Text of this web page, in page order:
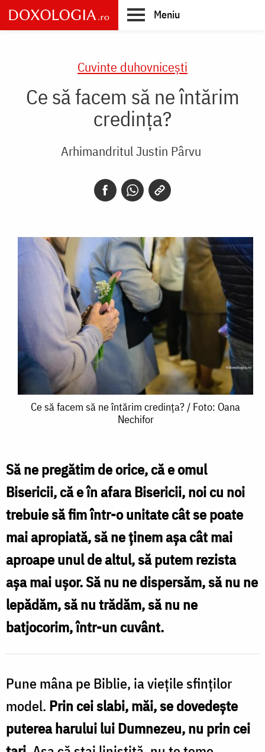
Skip
to
main
Meniu
Cuvinte duhovnicești
Ce să facem să ne întărim
credința?
Arhimandritul Justin Pârvu
Ce
să
ne
întărim
credința?
Foto:
Oana
Nechifor
Ce să facem să ne întărim credința? / Foto: Oana
Nechifor
Să ne pregătim de orice, că e omul
Bisericii, că e în afara Bisericii, noi cu noi
trebuie să fim într-o unitate cât se poate
mai apropiată, să ne ținem așa cât mai
aproape unul de altul, să putem rezista
așa mai ușor. Să nu ne dispersăm, să nu ne
lepădăm, să nu trădăm, să nu ne
batjocorim, într-un cuvânt.
Pune mâna pe Biblie, ia viețile sfinților
model. Prin cei slabi, măi, se dovedește
puterea harului lui Dumnezeu, nu prin cei